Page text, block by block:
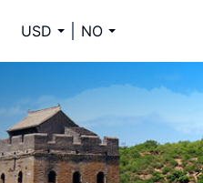
USD NO